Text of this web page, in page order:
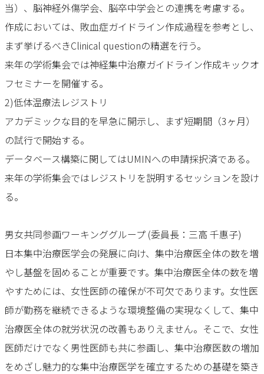
当）、脳神経外傷学会、脳卒中学会との連携を考慮する。
作成においては、敗血症ガイドライン作成過程を参考とし、
まず挙げるべきClinical questionの精選を行う。
来年の学術集会では神経集中治療ガイドライン作成キックオ
フセミナーを開催する。
2)低体温療法レジストリ
アカデミックな目的を早急に開示し、まず短期間（3ヶ月）
の試行で開始する。
データベース構築に関してはUMINへの申請採択済である。
来年の学術集会ではレジストリを説明するセッションを設け
る。
男女共同参画ワーキンググループ (委員長：三高 千惠子)
日本集中治療医学会の発展に向け、集中治療医全体の数を増
やし基盤を固めることが重要です。集中治療医全体の数を増
やすためには、女性医師の確保が不可欠であります。女性医
師が勤務を継続できるような環境整備の実現なくして、集中
治療医全体の就労状況の改善もありえません。そこで、女性
医師だけでなく男性医師も共に参画し、集中治療医数の増加
をめざし魅力的な集中治療医学を確立するための基礎を築き